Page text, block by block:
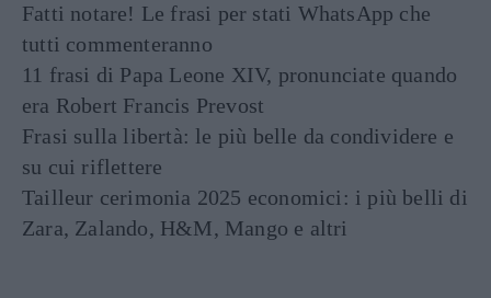
Fatti notare! Le frasi per stati WhatsApp che
tutti commenteranno
11 frasi di Papa Leone XIV, pronunciate quando
era Robert Francis Prevost
Frasi sulla libertà: le più belle da condividere e
su cui riflettere
Tailleur cerimonia 2025 economici: i più belli di
Zara, Zalando, H&M, Mango e altri